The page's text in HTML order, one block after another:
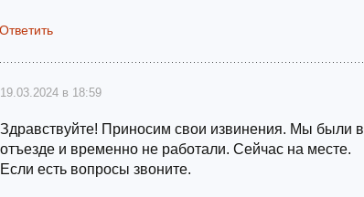
Ответить
19.03.2024 в 18:59
Здравствуйте! Приносим свои извинения. Мы были в
отъезде и временно не работали. Сейчас на месте.
Если есть вопросы звоните.